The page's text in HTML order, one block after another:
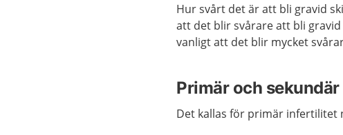
Hur svårt det är att bli gravid
att det blir svårare att bli
vanligt att det blir mycket
Primär och
Det kallas för primär infertilitet